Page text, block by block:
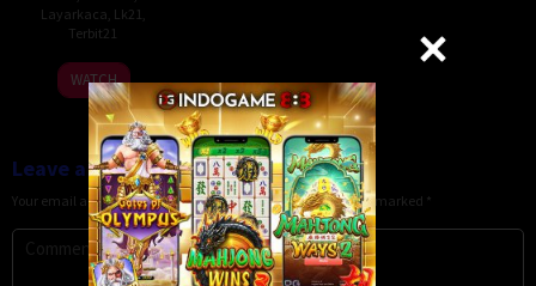
Layarkaca Lk21
Terbit21
WATCH
Leave a Reply
Your email address will not be published.Required fields are marked *